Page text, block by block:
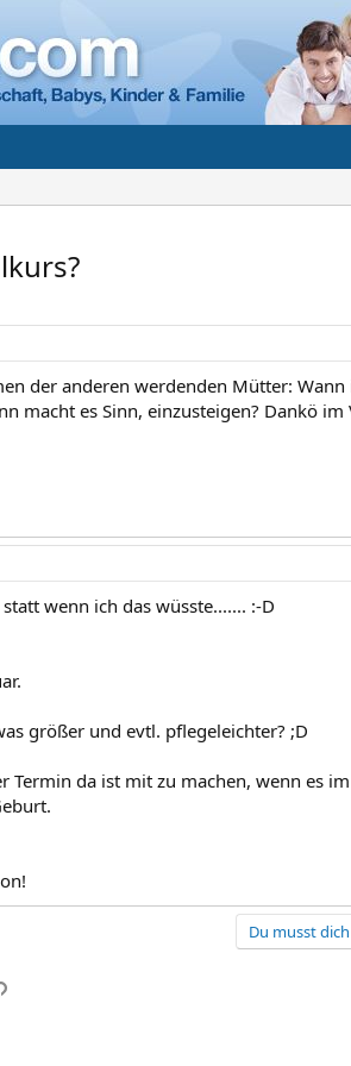
der anderen werdenden Mütter:
macht es Sinn, einzusteigen? Dankö im
wenn ich das wüsste....... :-D
größer und evtl. pflegeleichter? ;D
Termin da ist mit zu machen, wenn es
Du musst
Link